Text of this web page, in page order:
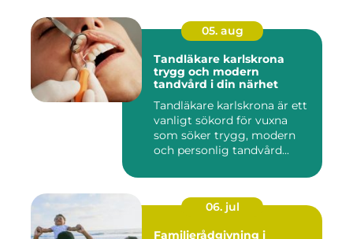
05. aug
Tandläkare karlskrona
trygg och modern
tandvård i din närhet
Tandläkare karlskrona är ett
vanligt sökord för vuxna
som söker trygg, modern
och personlig tandvård...
06. jul
Familjerådgivning i